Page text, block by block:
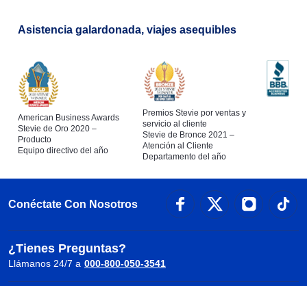
Asistencia galardonada, viajes asequibles
American Business Awards
Stevie de Oro 2020 –
Producto
Equipo directivo del año
Premios Stevie por ventas y
servicio al cliente
Stevie de Bronce 2021 –
Atención al Cliente
Departamento del año
Conéctate Con Nosotros
¿Tienes Preguntas?
Llámanos 24/7 a 000-800-050-3541